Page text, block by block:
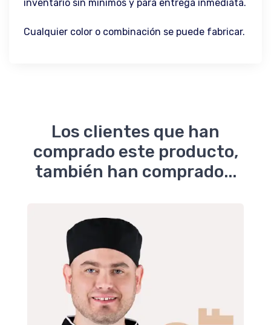
inventario sin mínimos y para entrega inmediata.
Cualquier color o combinación se puede fabricar.
Los clientes que han
comprado este producto,
también han comprado...